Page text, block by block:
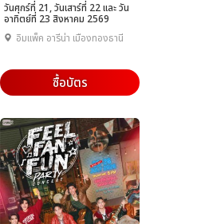
วันศุกร์ที่ 21, วันเสาร์ที่ 22 และ วัน
อาทิตย์ที่ 23 สิงหาคม 2569
อิมแพ็ค อารีน่า เมืองทองธานี
ซื้อบัตร